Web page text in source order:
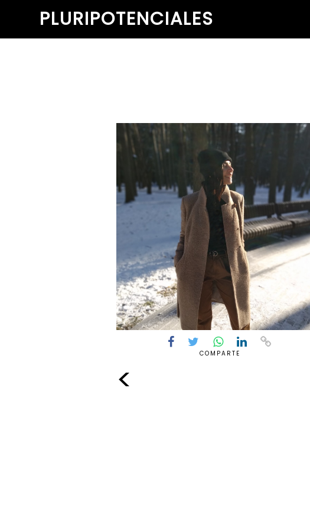
PLURIPOTENCIALES
COMPARTE
<